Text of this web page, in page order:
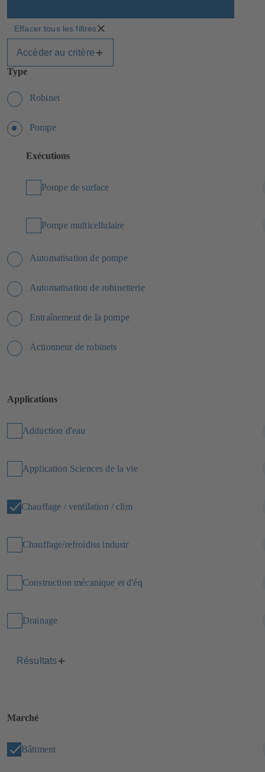
Effacer tous les filtres
Accéder au critère
Type
Robinet
Pompe
Exécutions
Pompe de surface
Pompe multicellulaire
Automatisation de pompe
Automatisation de robinetterie
Entraînement de la pompe
Actionneur de robinets
Applications
Adduction d'eau
Application Sciences de la vie
Chauffage / ventilation / clim
Chauffage/refroidiss industr
Construction mécanique et d'éq
Drainage
Résultats
Marché
Bâtiment